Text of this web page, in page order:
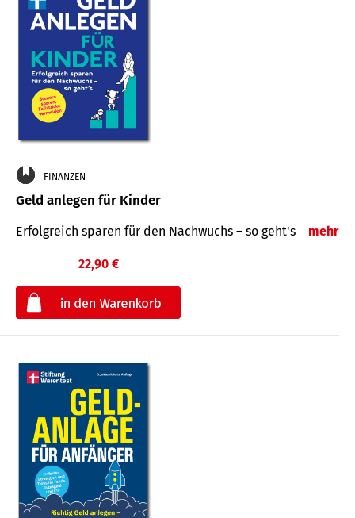
FINANZEN
Geld anlegen für Kinder
Erfolgreich sparen für den Nachwuchs – so geht's mehr
22,90 €